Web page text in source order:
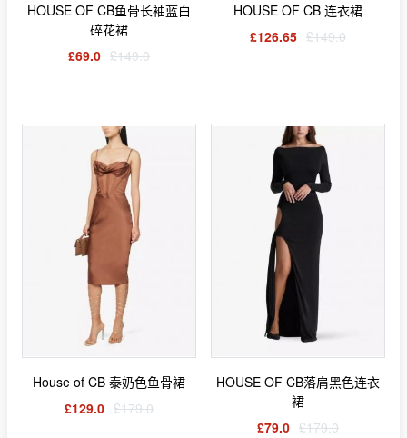
HOUSE OF CB鱼骨长袖蓝白
碎花裙
£69.0 £149.0
HOUSE OF CB 连衣裙
£126.65 £149.0
House of CB 泰奶色鱼骨裙
£129.0 £179.0
HOUSE OF CB落肩黑色连衣
裙
£79.0 £179.0